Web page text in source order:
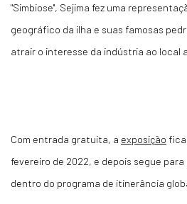
"Simbiose'', Sejima fez uma
geográfico da ilha e suas famosas
atrair o interesse da indústria ao local
Com entrada gratuita, a exposição
fevereiro de 2022, e depois segue
dentro do programa de itinerância